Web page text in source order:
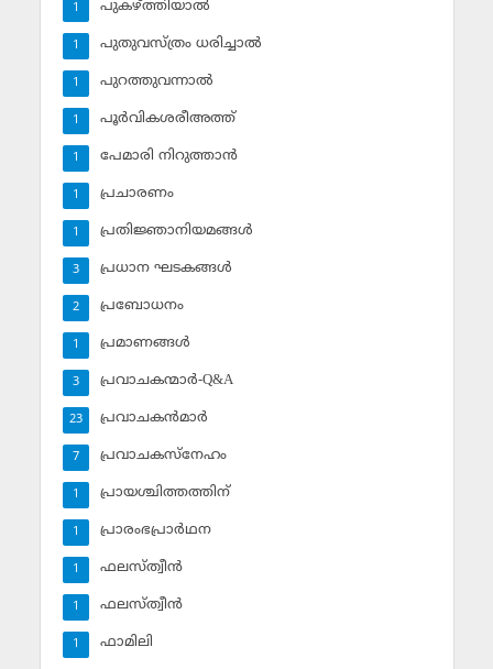
പുകഴ്ത്തിയാല്‍
1
പുതുവസ്ത്രം ധരിച്ചാല്‍
1
പുറത്തുവന്നാല്‍
1
പൂര്‍വികശരീഅത്ത്
1
പേമാരി നിറുത്താന്‍
1
പ്രചാരണം
1
പ്രതിജ്ഞാനിയമങ്ങള്‍
1
പ്രധാന ഘടകങ്ങള്‍
3
പ്രബോധനം
2
പ്രമാണങ്ങള്‍
1
പ്രവാചകന്മാര്‍-Q&A
3
പ്രവാചകന്‍മാര്‍
23
പ്രവാചകസ്‌നേഹം
7
പ്രായശ്ചിത്തത്തിന്
1
പ്രാരംഭപ്രാര്‍ഥന
1
ഫലസ്ത്വീൻ
1
ഫലസ്ത്വീൻ
1
ഫാമിലി
1